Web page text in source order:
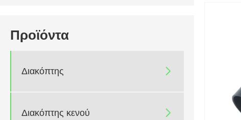
Προϊόντα
Διακόπτης 
Διακόπτης κενού 